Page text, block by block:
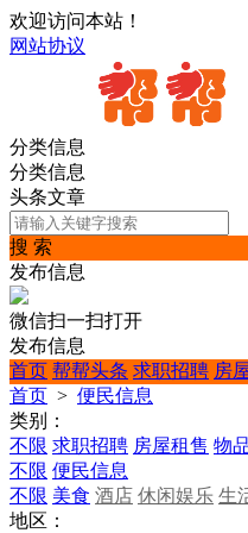
欢迎访问本站！
网站协议
分类信息
分类信息
头条文章
搜 索
发布信息
微信扫一扫打开
发布信息
首页 帮帮头条 求职招聘 房
首页 > 便民信息
类别：
不限 求职招聘 房屋租售 物
不限 便民信息
不限 美食 酒店 休闲娱乐 生
地区：